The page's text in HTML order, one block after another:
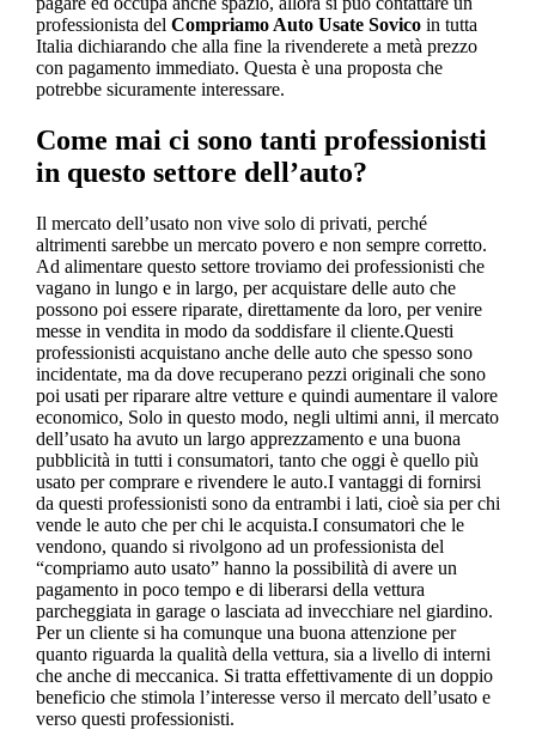
professionista del Compriamo Auto Usate Sovicoin tutta
Italia dichiarando che alla fine la rivenderete a metà prezzo
con pagamento immediato. Questa è una proposta che
potrebbe sicuramente interessare.
Come mai ci sono tanti professionisti
in questo settore dell’auto?
Il mercato dell’usato non vive solo di privati, perché
altrimenti sarebbe un mercato povero e non sempre corretto.
Ad alimentare questo settore troviamo dei professionisti che
vagano in lungo e in largo, per acquistare delle auto che
possono poi essere riparate, direttamente da loro, per venire
messe in vendita in modo da soddisfare il cliente.Questi
professionisti acquistano anche delle auto che spesso sono
incidentate, ma da dove recuperano pezzi originali che sono
poi usati per riparare altre vetture e quindi aumentare il valore
economico, Solo in questo modo, negli ultimi anni, il mercato
dell’usato ha avuto un largo apprezzamento e una buona
pubblicità in tutti i consumatori, tanto che oggi è quello più
usato per comprare e rivendere le auto.I vantaggi di fornirsi
da questi professionisti sono da entrambi i lati, cioè sia per chi
vende le auto che per chi le acquista.I consumatori che le
vendono, quando si rivolgono ad un professionista del
“compriamo auto usato” hanno la possibilità di avere un
pagamento in poco tempo e di liberarsi della vettura
parcheggiata in garage o lasciata ad invecchiare nel giardino.
Per un cliente si ha comunque una buona attenzione per
quanto riguarda la qualità della vettura, sia a livello di interni
che anche di meccanica. Si tratta effettivamente di un doppio
beneficio che stimola l’interesse verso il mercato dell’usato e
verso questi professionisti.